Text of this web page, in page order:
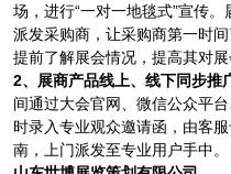
场，进行“一对一地毯式”宣传
派发采购商，让采购商第一时
提前了解展会情况，提高其对
2、展商产品线上、线下同步推
间通过大会官网、微信公众平
时录入专业观众邀请函，由客
南，上门派发至专业